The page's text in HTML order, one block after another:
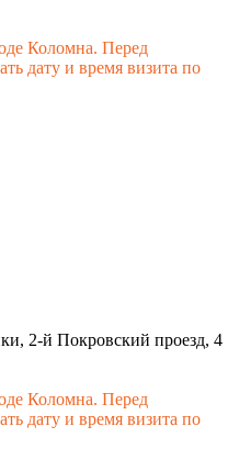
Коломна. Перед
дату и время визита по
2-й Покровский проезд, 4
Коломна. Перед
дату и время визита по